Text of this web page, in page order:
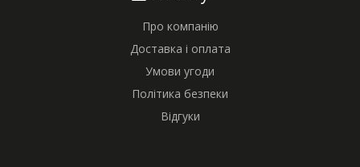
Про компанію
Доставка і оплата
Умови угоди
Політика безпеки
Відгуки